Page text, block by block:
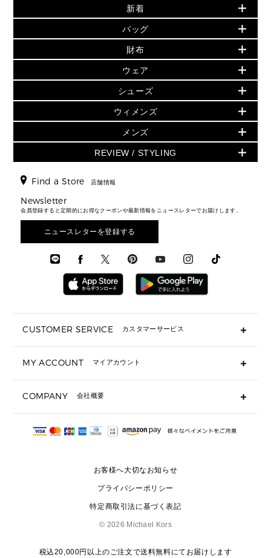
▶ ウィメンズ
バッグ
小物
シューズ・靴
ウェア
アクセサリー
時計
▶ メンズ
バッグ
ウェア
アクセサリー
PRODUCT OF THE MONTH - 今月の特別価格
再値下げアイテム
追加アイテム
▶ ウィメンズすべて(ウェア・シューズ除く)
バッグ
財布・小物
ウェア
シューズ
時計・ジュエリー
アクセサリー
メンズ バッグ
メンズ 財布・小物
メンズ シューズ
メンズ ウェア
メンズ 時計・その他
新着
夏のスタイル
▶ すべて
▶ ウィメンズすべて
財布・小物
アクセサリー
フレグランス
シューズ
▶ メンズすべて
メンズ財布・小物
メンズアクセサリー
メンズウェア
バッグ
人気の定番アイテム
日本限定 - バッグ
▶ ウィメンズすべて
トートバッグ
ショルダーバッグ
クロスボディ・斜め掛け
トラベル
3 IN 1 / 2 IN 1 バッグ
▶ メンズすべて
財布
日本限定 - 財布・小物
▶ ウィメンズすべて
GREENWICH
折り財布(二つ折り・三つ折り)
長財布
▶ メンズすべて
ウェア
▶ ウィメンズすべて
トップス
スカート・パンツ
ジャケット・アウター
▶ メンズすべて
シューズ
▶ ウィメンズすべて
サンダル
スニーカー
▶ メンズすべて
ウィメンズ
人気の定番アイテム
▶ ウィメンズすべて
▶ バッグすべて
通勤・通学アイテム
3 IN 1 バッグ
ミニ財布・フラグメントケース
▶ 小物すべて
定期ケース・カードケース・名刺入れ
サンダル
スニーカー
▶ ウェア
メンズ
▶ メンズすべて
財布・小物
時計・ジュエリー
アクセサリー
REVIEW / STYLING
エディターレビュー
Find a Store 店舗情報
Newsletter
会員登録すると定期的にお得なクーポンや最新情報をニュースレターでお届けします。
ニュースレターを登録する
CUSTOMER SERVICE カスタマーサービス
ギフト用にラッピングができますか？
ショッピングバッグを購入商品分送ってもらえますか？
注文後に完了メールが受信できないのですが？
サイズ交換はできますか？
MY ACCOUNT マイアカウント
COMPANY 会社概要
会社概要
お客様へ大切なお知らせ
プライバシーポリシー
特定商取引法に基づく表記
© 2026 Michael Kors
税込20,000円以上のご注文で送料無料にてお届けします